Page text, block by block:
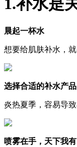
1.补水是
晨起一杯水
想要给肌肤补水，
选择合适的补水产品
炎热夏季，容易导
喷雾在手，天下我有